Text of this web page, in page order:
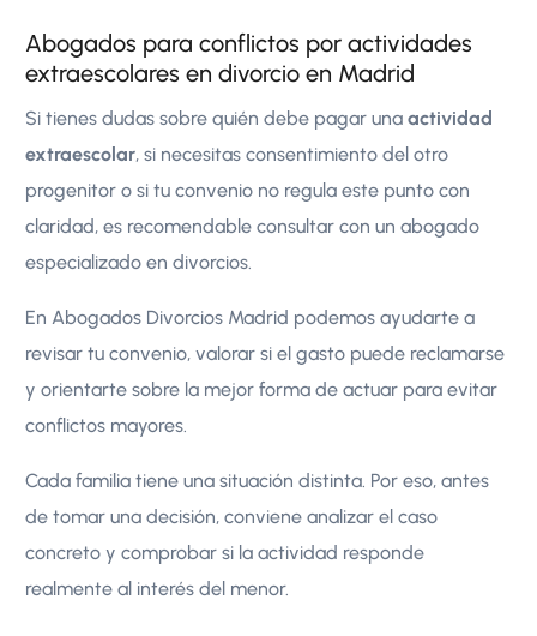
Abogados para conflictos por actividades
extraescolares en divorcio en Madrid
Si tienes dudas sobre quién debe pagar unaactividad
extraescolar, si necesitas consentimiento del otro
progenitor o si tu convenio no regula este punto con
claridad, es recomendable consultar con un abogado
especializado en divorcios.
En Abogados Divorcios Madrid podemos ayudarte a
revisar tu convenio, valorar si el gasto puede reclamarse
y orientarte sobre la mejor forma de actuar para evitar
conflictos mayores.
Cada familia tiene una situación distinta. Por eso, antes
de tomar una decisión, conviene analizar el caso
concreto y comprobar si la actividad responde
realmente al interés del menor.